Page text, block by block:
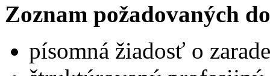
Zoznam požadovaných
písomná žiadosť o